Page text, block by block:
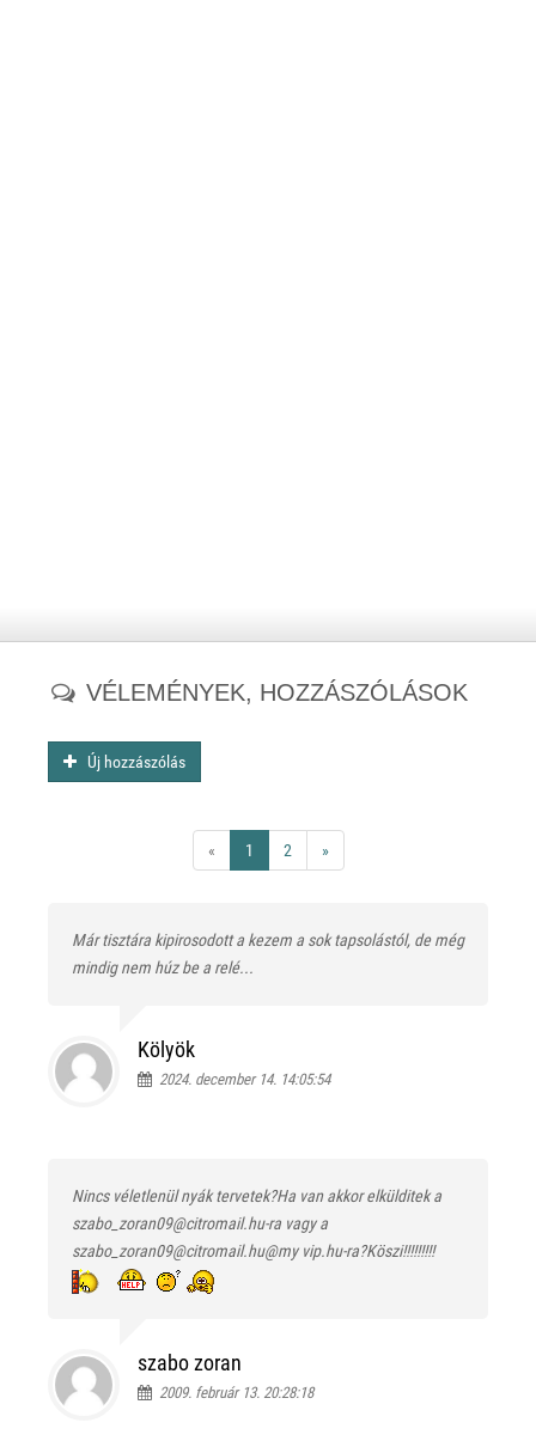
VÉLEMÉNYEK, HOZZÁSZÓLÁSOK
Új hozzászólás
« 1 2 »
Már tisztára kipirosodott a kezem a sok tapsolástól, de még
mindig nem húz be a relé...
Kölyök
2024. december 14. 14:05:54
Nincs véletlenül nyák tervetek?Ha van akkor elkülditek a
szabo_zoran09@citromail.hu-ra vagy a
szabo_zoran09@citromail.hu@my vip.hu-ra?Köszi!!!!!!!!!
szabo zoran
2009. február 13. 20:28:18